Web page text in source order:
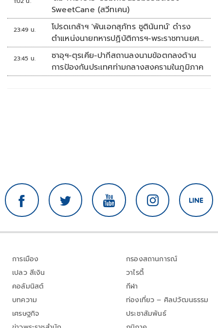
SweetCane (สวีทเคน)
23:49 น.
โปรดเกล้าฯ 'พันเอกสุภัทร ชูตินันทน์' ดำรง
ตำแหน่งนายทหารปฏิบัติการฯ-พระราชทานยศ
'พลตรี'
23:45 น.
ซาอุฯ-ตุรเคีย-ปากีสถานลงนามข้อตกลงด้าน
การป้องกันประเทศท่ามกลางสงครามในภูมิภาค
การเมือง
เปลว สีเงิน
คอลัมนิสต์
บทความ
เศรษฐกิจ
กรองสถานการณ์
วาไรตี้
กีฬา
ท่องเที่ยว – ศิลปวัฒนธรรม
ประชาสัมพันธ์